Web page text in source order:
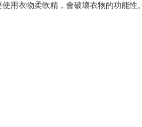
用衣物柔軟精，會破壞衣物的功能性。